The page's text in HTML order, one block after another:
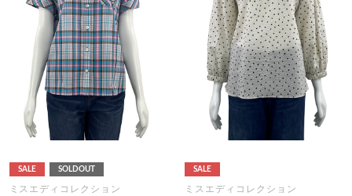
SALE SOLDOUT
ミスエディコレクション
SALE
ミスエディコレクション